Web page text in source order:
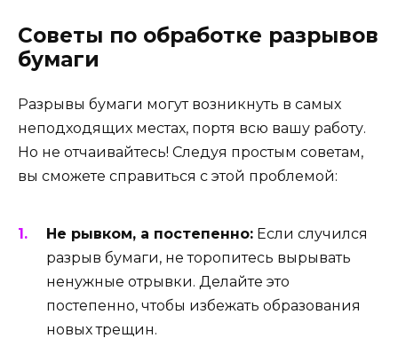
Советы по обработке разрывов
бумаги
Разрывы бумаги могут возникнуть в самых
неподходящих местах, портя всю вашу работу.
Но не отчаивайтесь! Следуя простым советам,
вы сможете справиться с этой проблемой:
Не рывком, а постепенно: Если случился
разрыв бумаги, не торопитесь вырывать
ненужные отрывки. Делайте это
постепенно, чтобы избежать образования
новых трещин.